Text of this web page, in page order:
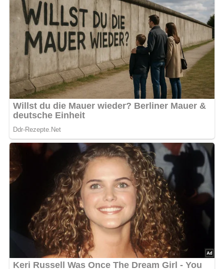
Die Hälfte der Kartoffel scheiben in eine gefettete
Auflaufform füllen, eine Lage Tomatenscheiben und
Paprikastreifen darüberschichten, mit der Hälfte des
Reibekäses bestreuen.
Mit der anderen Hälfte Kartoffelscheiben abdecken, die
Sahne etwas erwärmen und darüber gießen, den
restlichen geriebenen Käse dar überstreuen und
Butterflöckchen aufsetzen.
In der Röhre etwa 60 Minuten backen.
Abonniere jetzt unseren Newsletter!
Kein Spam, kein Bullshit, keine Weitergabe deiner Mailadresse an Dritte!
Pin mich!